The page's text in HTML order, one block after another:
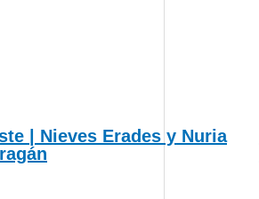
| Nieves Erades y Nuria